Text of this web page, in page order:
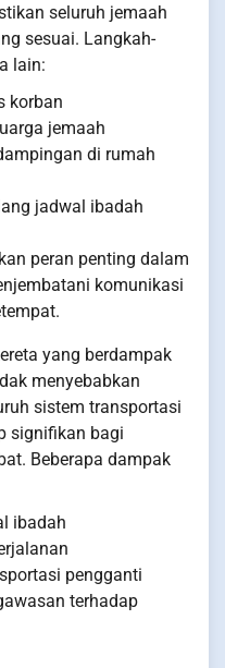
seluruh jemaah
sesuai. Langkah-
lain:
korban
jemaah
di rumah
jadwal ibadah
peran penting dalam
komunikasi
yang berdampak
menyebabkan
sistem transportasi
signifikan bagi
Beberapa dampak
ibadah
pengganti
terhadap